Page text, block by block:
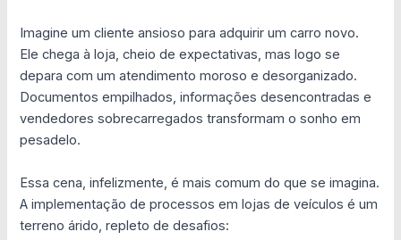
Imagine um cliente ansioso para adquirir um carro novo.
Ele chega à loja, cheio de expectativas, mas logo se
depara com um atendimento moroso e desorganizado.
Documentos empilhados, informações desencontradas e
vendedores sobrecarregados transformam o sonho em
pesadelo.
Essa cena, infelizmente, é mais comum do que se imagina.
A implementação de processos em lojas de veículos é um
terreno árido, repleto de desafios: